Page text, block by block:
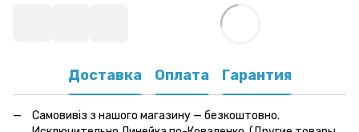
Доставка Оплата Гарантия
Самовивіз з нашого магазину — безкоштовно.